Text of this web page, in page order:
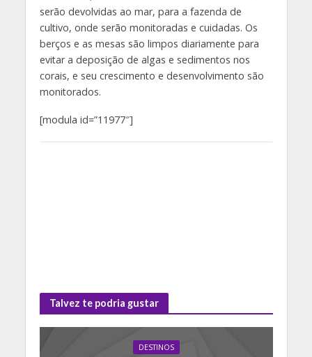
serão devolvidas ao mar, para a fazenda de
cultivo, onde serão monitoradas e cuidadas. Os
berços e as mesas são limpos diariamente para
evitar a deposição de algas e sedimentos nos
corais, e seu crescimento e desenvolvimento são
monitorados.
[modula id=”11977″]
Talvez te podria gustar
DESTINOS